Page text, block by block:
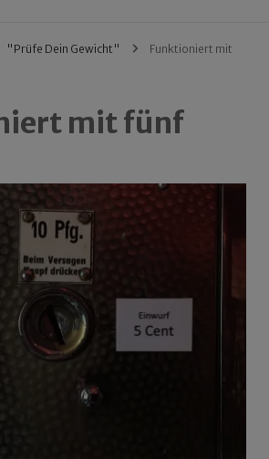
"Prüfe Dein Gewicht"
Funktioniert mit
mit fünf